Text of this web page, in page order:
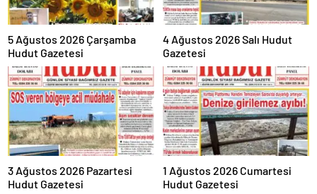
5 Ağustos 2026 Çarşamba
Hudut Gazetesi
4 Ağustos 2026 Salı Hudut
Gazetesi
3 Ağustos 2026 Pazartesi
Hudut Gazetesi
1 Ağustos 2026 Cumartesi
Hudut Gazetesi